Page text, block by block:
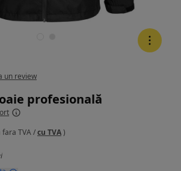
profesională
un review
fara TVA/cu TVA)